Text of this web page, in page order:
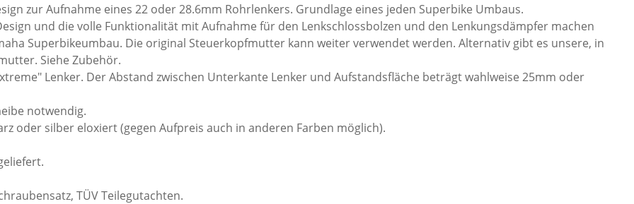
zur Aufnahme eines 22 oder 28.6mm Rohrlenkers. Grundlage eines jeden Superbike Umbaus.
und die volle Funktionalität mit Aufnahme für den Lenkschlossbolzen und den Lenkungsdämpfer machen
Superbikeumbau. Die original Steuerkopfmutter kann weiter verwendet werden. Alternativ gibt es unsere, in
Siehe Zubehör.
Lenker. Der Abstand zwischen Unterkante Lenker und Aufstandsfläche beträgt wahlweise 25mm oder
notwendig.
oder silber eloxiert (gegen Aufpreis auch in anderen Farben möglich).
TÜV Teilegutachten.